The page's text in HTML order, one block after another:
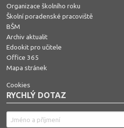
Organizace školního roku
Školní poradenské pracoviště
BŠM
Archiv aktualit
Edookit pro učitele
Office 365
Mapa stránek
Cookies
RYCHLÝ DOTAZ